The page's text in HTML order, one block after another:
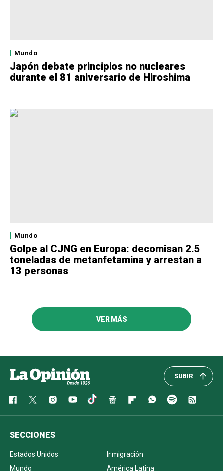
Mundo
Japón debate principios no nucleares
durante el 81 aniversario de Hiroshima
Mundo
Golpe al CJNG en Europa: decomisan 2.5
toneladas de metanfetamina y arrestan a
13 personas
VER MÁS
SUBIR
SECCIONES
Estados Unidos
Inmigración
Mundo
América Latina